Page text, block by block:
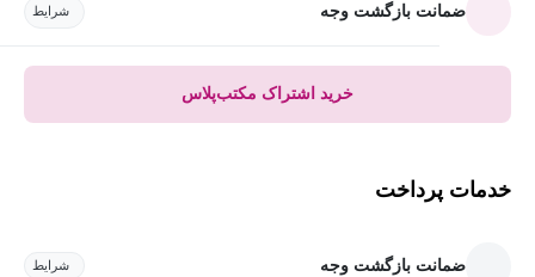
ضمانت بازگشت وجه شرایط
خرید اشتراک مکتب‌پلاس
خدمات پرداخت
ضمانت بازگشت وجه شرایط